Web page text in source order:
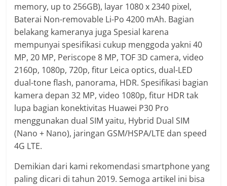
memory, up to 256GB), layar 1080 x 2340 pixel,
Baterai Non-removable Li-Po 4200 mAh. Bagian
belakang kameranya juga Spesial karena
mempunyai spesifikasi cukup menggoda yakni 40
MP, 20 MP, Periscope 8 MP, TOF 3D camera, video
2160p, 1080p, 720p, fitur Leica optics, dual-LED
dual-tone flash, panorama, HDR. Spesifikasi bagian
kamera depan 32 MP, video 1080p, fitur HDR tak
lupa bagian konektivitas Huawei P30 Pro
menggunakan dual SIM yaitu, Hybrid Dual SIM
(Nano + Nano), jaringan GSM/HSPA/LTE dan speed
4G LTE.
Demikian dari kami rekomendasi smartphone yang
paling dicari di tahun 2019. Semoga artikel ini bisa